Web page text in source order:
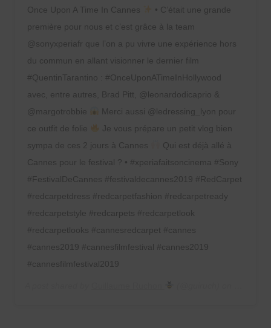
Once Upon A Time In Cannes
• C’était une grande
première pour nous et c’est grâce à la team
@sonyxperiafr que l’on a pu vivre une expérience hors
du commun en allant visionner le dernier film
#QuentinTarantino : #OnceUponATimeInHollywood
avec, entre autres, Brad Pitt, @leonardodicaprio &
@margotrobbie
Merci aussi @ledressing_lyon pour
ce outfit de folie
Je vous prépare un petit vlog bien
sympa de ces 2 jours à Cannes
Qui est déjà allé à
Cannes pour le festival ? • #xperiafaitsoncinema #Sony
#FestivalDeCannes #festivaldecannes2019 #RedCarpet
#redcarpetdress #redcarpetfashion #redcarpetready
#redcarpetstyle #redcarpets #redcarpetlook
#redcarpetlooks #cannesredcarpet #cannes
#cannes2019 #cannesfilmfestival #cannes2019
#cannesfilmfestival2019